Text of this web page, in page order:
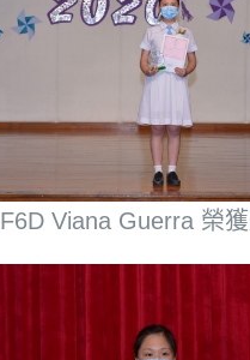
F6D Viana Guerra 榮